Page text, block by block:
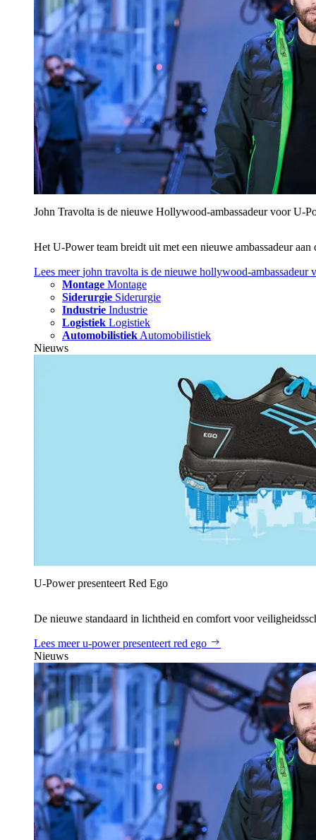
John Travolta is de nieuwe Hollywood-ambassadeur voor
Het U‑Power team breidt uit met een nieuwe ambassadeur
Lees meerjohn travolta is de nieuwe hollywood-ambassadeur
Montage Montage
Siderurgie Siderurgie
Industrie Industrie
Logistiek Logistiek
Automobilistiek Automobilistiek
Nieuws
U‑Power presenteert Red Ego
De nieuwe standaard in lichtheid en comfort voor
Lees meeru‑power presenteert red ego
Nieuws